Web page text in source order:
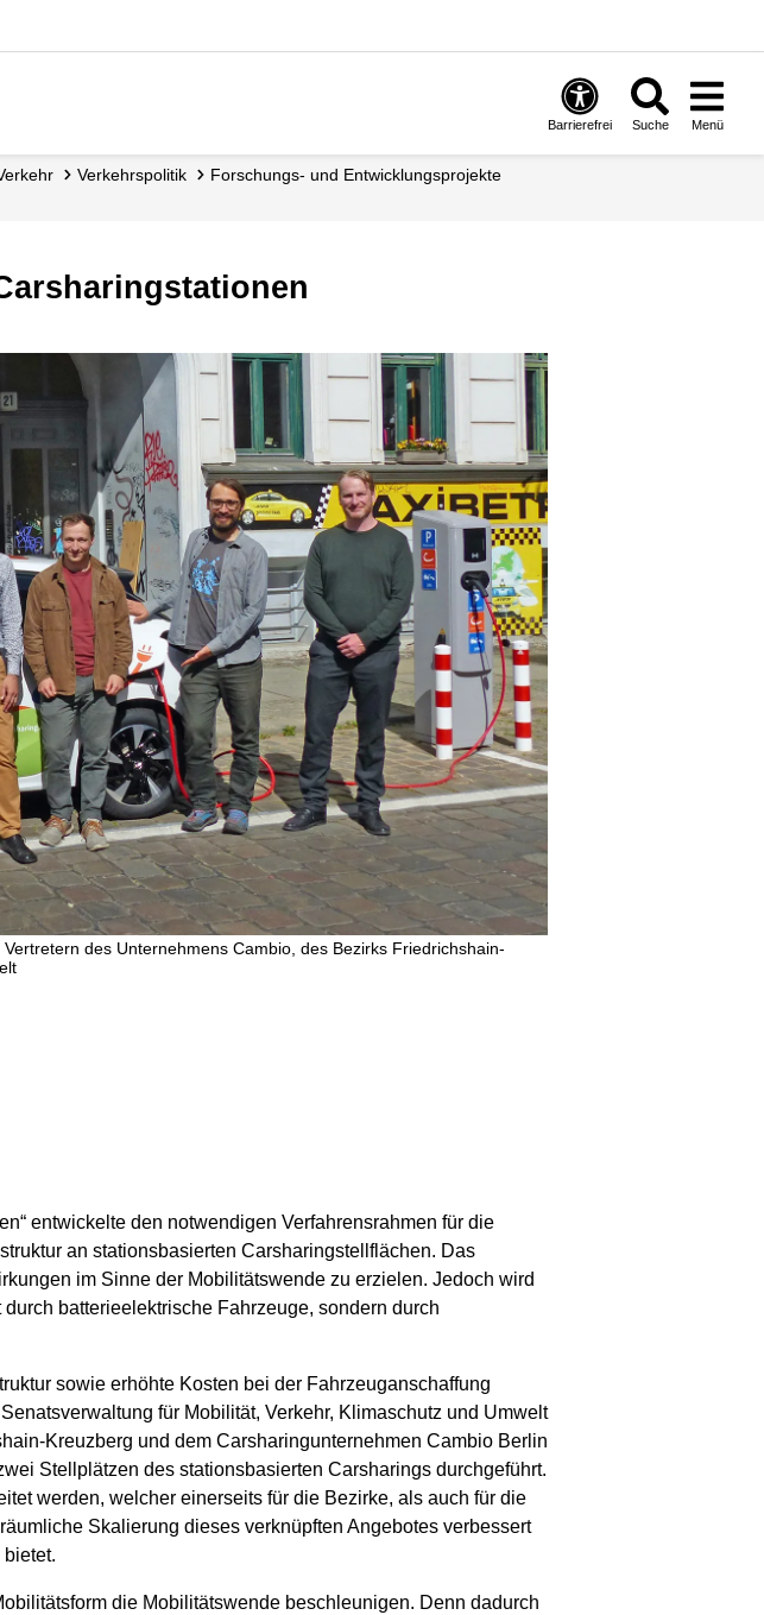
Barrierefrei Suche Menü
Verkehrspolitik
Forschungs- und Entwicklungs­projekte
des Unternehmens Cambio, des Bezirks Friedrichshain-
entwickelte den notwendigen Verfahrensrahmen für die
an stationsbasierten Carsharingstellflächen. Das
im Sinne der Mobilitätswende zu erzielen. Jedoch wird
batterieelektrische Fahrzeuge, sondern durch
sowie erhöhte Kosten bei der Fahrzeuganschaffung
für Mobilität, Verkehr, Klimaschutz und Umwelt
Kreuzberg und dem Carsharingunternehmen Cambio Berlin
Stellplätzen des stationsbasierten Carsharings durchgeführt.
werden, welcher einerseits für die Bezirke, als auch für die
Skalierung dieses verknüpften Angebotes verbessert
die Mobilitätswende beschleunigen. Denn dadurch